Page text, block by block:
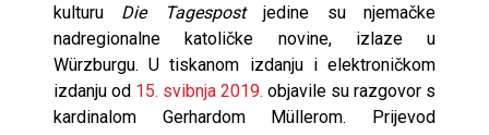
kulturu Die Tagespostjedine su njemačke
nadregionalne katoličke novine, izlaze u
Würzburgu. U tiskanom izdanju i elektroničkom
izdanju od 15. svibnja 2019. objavile su razgovor s
kardinalom Gerhardom Müllerom. Prijevod